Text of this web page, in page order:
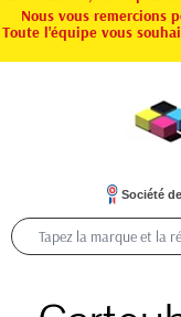
Nous vous remercions
Toute l'équipe vous
Société